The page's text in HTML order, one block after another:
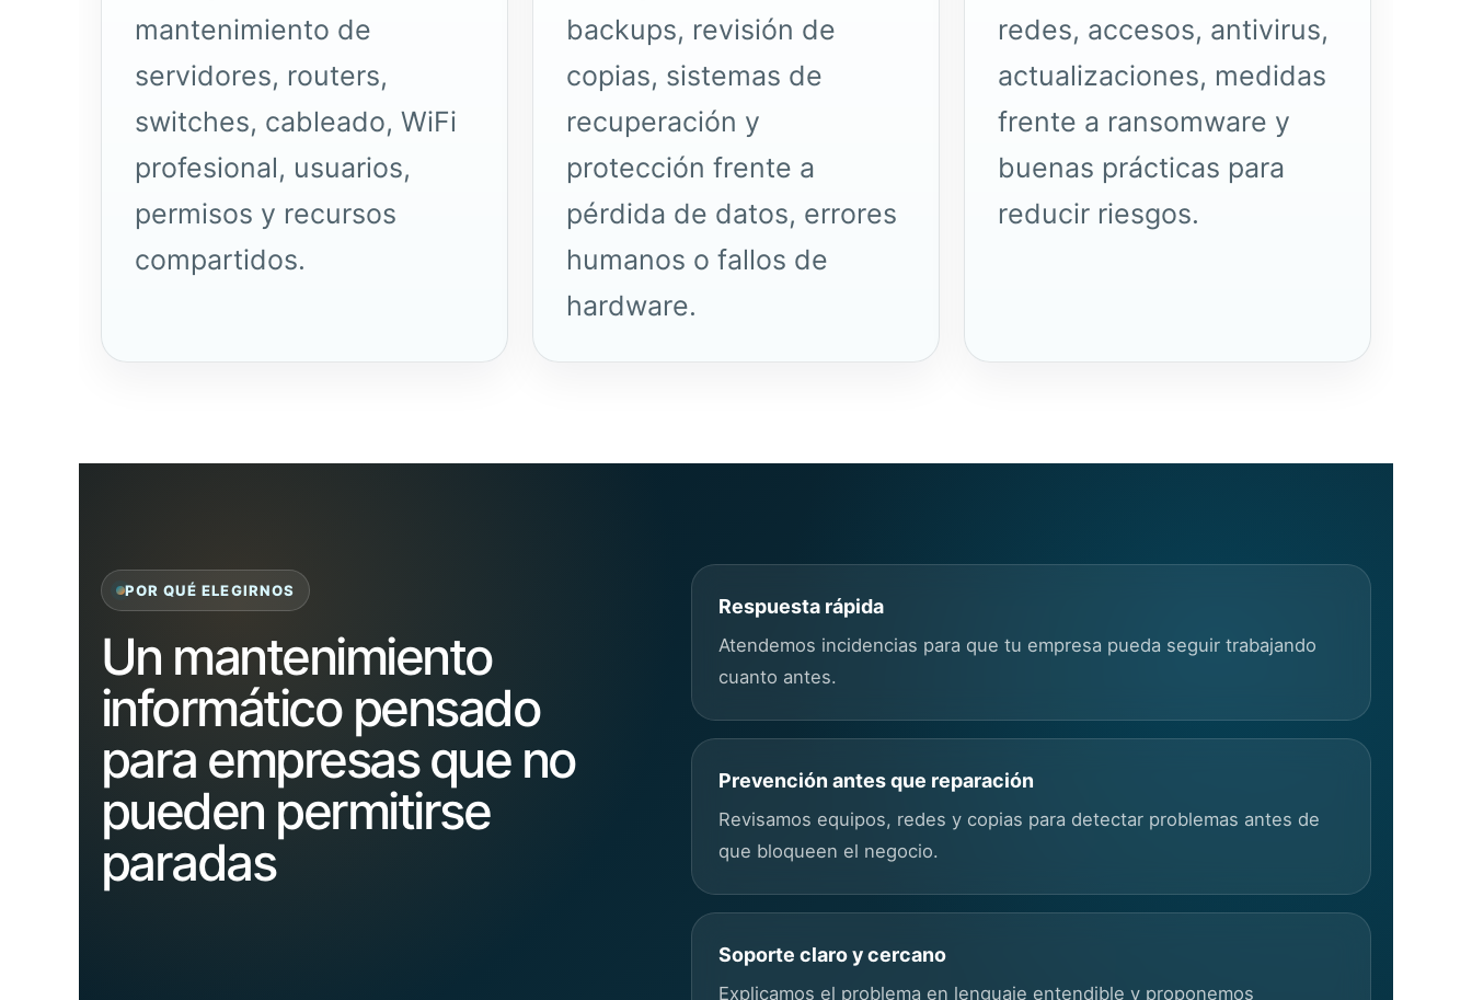
mantenimiento de
servidores, routers,
switches, cableado, WiFi
profesional, usuarios,
permisos y recursos
compartidos.
backups, revisión de
copias, sistemas de
recuperación y
protección frente a
pérdida de datos, errores
humanos o fallos de
hardware.
redes, accesos, antivirus,
actualizaciones, medidas
frente a ransomware y
buenas prácticas para
reducir riesgos.
POR QUÉ ELEGIRNOS
Un mantenimiento
informático pensado
para empresas que no
pueden permitirse
paradas
Respuesta rápida
Atendemos incidencias para que tu empresa pueda seguir trabajando
cuanto antes.
Prevención antes que reparación
Revisamos equipos, redes y copias para detectar problemas antes de
que bloqueen el negocio.
Soporte claro y cercano
Explicamos el problema en lenguaje entendible y proponemos